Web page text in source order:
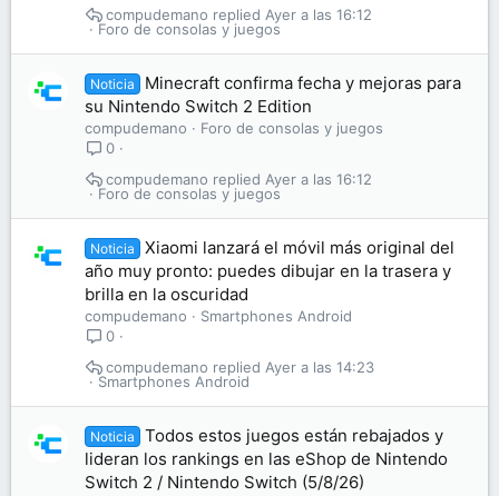
Foro de consolas y juegos
Ayer a las 16:12
compudemano
Noticia
Minecraft confirma fecha y mejoras para
su Nintendo Switch 2 Edition
compudemano
Foro de consolas y juegos
0
Foro de consolas y juegos
Ayer a las 16:12
compudemano
Noticia
Xiaomi lanzará el móvil más original del
año muy pronto: puedes dibujar en la trasera y
brilla en la oscuridad
compudemano
Smartphones Android
0
Smartphones Android
Ayer a las 14:23
compudemano
Noticia
Todos estos juegos están rebajados y
lideran los rankings en las eShop de Nintendo
Switch 2 / Nintendo Switch (5/8/26)